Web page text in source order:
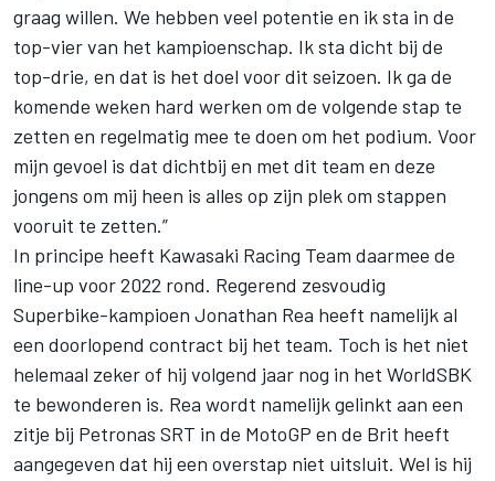
graag willen. We hebben veel potentie en ik sta in de
top-vier van het kampioenschap. Ik sta dicht bij de
top-drie, en dat is het doel voor dit seizoen. Ik ga de
komende weken hard werken om de volgende stap te
zetten en regelmatig mee te doen om het podium. Voor
mijn gevoel is dat dichtbij en met dit team en deze
jongens om mij heen is alles op zijn plek om stappen
vooruit te zetten.”
In principe heeft Kawasaki Racing Team daarmee de
line-up voor 2022 rond. Regerend zesvoudig
Superbike-kampioen Jonathan Rea heeft namelijk al
een doorlopend contract bij het team. Toch is het niet
helemaal zeker of hij volgend jaar nog in het WorldSBK
te bewonderen is. Rea wordt namelijk gelinkt aan een
zitje bij Petronas SRT in de MotoGP en de Brit heeft
aangegeven dat hij een overstap niet uitsluit. Wel is hij